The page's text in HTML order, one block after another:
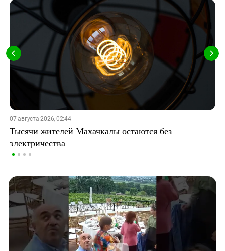
07 августа 2026, 02:44
Тысячи жителей Махачкалы остаются без
электричества